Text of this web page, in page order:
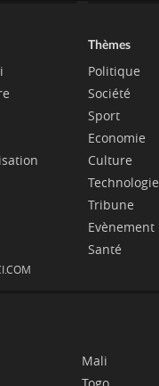
Thèmes
Politique
Société
Sport
Economie
Culture
Technologie
Tribune
Evènement
Santé
Mali